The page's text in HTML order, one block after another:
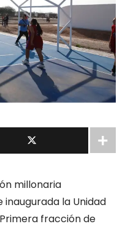
millonaria
inaugurada la Unidad
fracción de